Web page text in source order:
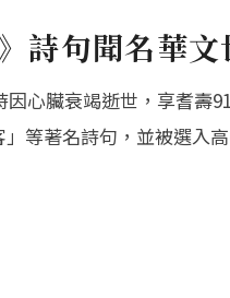
詩句聞名華文
心臟衰竭逝世，享耆壽
等著名詩句，並被選入